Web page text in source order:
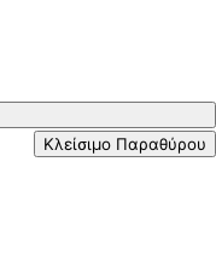
Κλείσιμο Παραθύρου